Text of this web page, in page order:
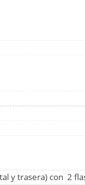
y trasera) con 2